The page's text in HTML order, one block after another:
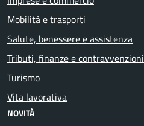
Mobilità e trasporti
Salute, benessere e assistenza
Tributi, finanze e contravvenzioni
Turismo
Vita lavorativa
NOVITÀ